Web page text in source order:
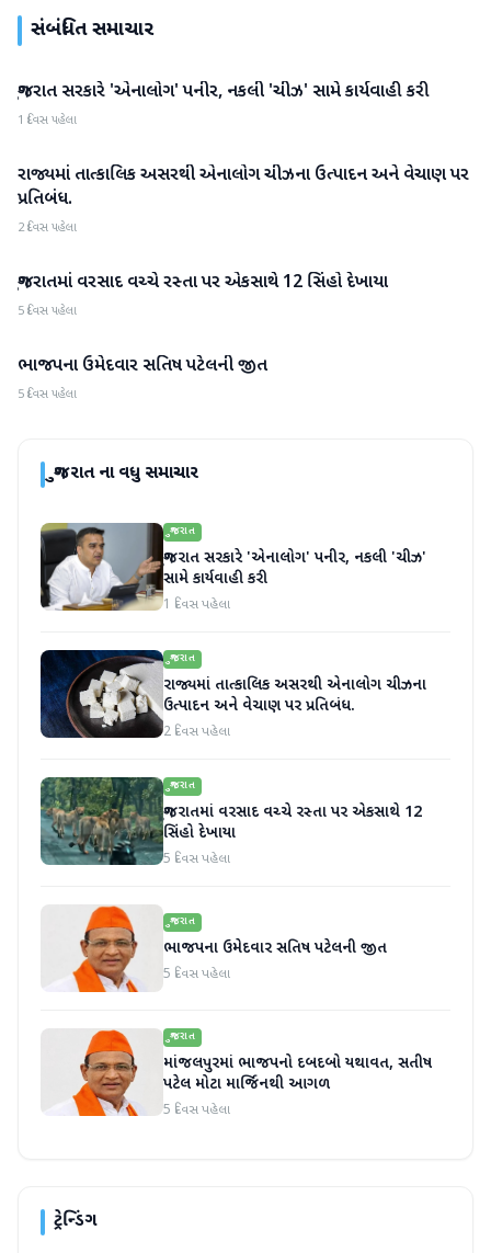
સંબંધિત સમાચાર
ગુજરાત ગુજરાત સરકારે 'એનાલોગ' પનીર, નકલી 'ચીઝ' સામે કાર્યવાહી કરી
1 દિવસ પહેલા
ગુજરાત
રાજ્યમાં તાત્કાલિક અસરથી એનાલોગ ચીઝના ઉત્પાદન અને વેચાણ પર
પ્રતિબંધ.
2 દિવસ પહેલા
ગુજરાત
ગુજરાતમાં વરસાદ વચ્ચે રસ્તા પર એકસાથે 12 સિંહો દેખાયા
5 દિવસ પહેલા
ગુજરાત
ભાજપના ઉમેદવાર સતિષ પટેલની જીત
5 દિવસ પહેલા
ગુજરાતના વધુ સમાચાર
ગુજરાત
ગુજરાત સરકારે 'એનાલોગ' પનીર, નકલી 'ચીઝ'
સામે કાર્યવાહી કરી
1 દિવસ પહેલા
ગુજરાત
રાજ્યમાં તાત્કાલિક અસરથી એનાલોગ ચીઝના
ઉત્પાદન અને વેચાણ પર પ્રતિબંધ.
2 દિવસ પહેલા
ગુજરાત
ગુજરાતમાં વરસાદ વચ્ચે રસ્તા પર એકસાથે 12
સિંહો દેખાયા
5 દિવસ પહેલા
ગુજરાત
ભાજપના ઉમેદવાર સતિષ પટેલની જીત
5 દિવસ પહેલા
ગુજરાત
માંજલપુરમાં ભાજપનો દબદબો યથાવત, સતીષ
પટેલ મોટા માર્જિનથી આગળ
5 દિવસ પહેલા
ટ્રેન્ડિંગ